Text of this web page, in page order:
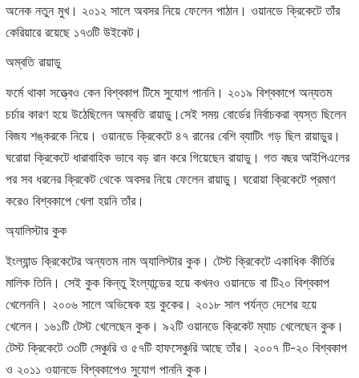
অনেক নতুন মুখ। ২০১২ সালে অবসর নিয়ে ফেলেন পাঠান। ওয়ানডে ক্রিকেটে তাঁর
কেরিয়ারে রয়েছে ১৭৩টি উইকেট।
অম্বতি রায়াডু
ফর্মে থাকা সত্ত্বেও কেন বিশ্বকাপ টিমে সুযোগ পাননি। ২০১৯ বিশ্বকাপে অন্যতম
চর্চার কারণ হয়ে উঠেছিলেন অম্বতি রায়াডু।সেই সময় বোর্ডের নির্বাচকরা ব্যস্ত ছিলেন
বিজয শঙ্করকে নিয়ে। ওয়ানডে ক্রিকেটে ৪৭ রানের বেশি ব্যাটিং গড় ছিল রায়াডুর।
ঘরোয়া ক্রিকেটে ধারাবাহিক ভাবে বড় রান করে গিয়েছেন রায়াডু। গত বছর আইপিএলের
পর সব ধরনের ক্রিকেট থেকে অবসর নিয়ে ফেলেন রায়াডু। ঘরোয়া ক্রিকেটে প্রমাণ
করেও বিশ্বকাপে খেলা হয়নি তাঁর।
অ্যালিস্টার কুক
ইংল্যান্ড ক্রিকেটের অন্যতম নাম অ্যালিস্টার কুক। টেস্ট ক্রিকেটে একাধিক কীর্তির
মালিক তিনি। সেই কুক কিন্তু ইংল্যান্ডের হয়ে কখনও ওয়ানডে বা টি২০ বিশ্বকাপ
খেলেননি। ২০০৬ সালে অভিষেক হয় কুকের। ২০১৮ সাল পর্যন্ত দেশের হয়ে
খেলেন। ১৬১টি টেস্ট খেলেছেন কুক। ৯২টি ওয়ানডে ক্রিকেট ম্যাচ খেলেছেন কুক।
টেস্ট ক্রিকেটে ৩৩টি সেঞ্চুরি ও ৫৭টি হাফসেঞ্চুরি আছে তাঁর। ২০০৭ টি-২০ বিশ্বকাপ
ও ২০১১ ওয়ানডে বিশ্বকাপেও সুযোগ পাননি কুক।